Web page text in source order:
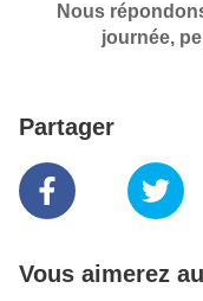
Nous
journée,
Partager
Vous aimerez